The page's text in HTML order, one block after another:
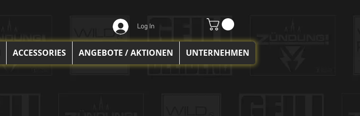
Log In
ACCESSORIES ANGEBOTE / AKTIONEN UNTERNEHMEN